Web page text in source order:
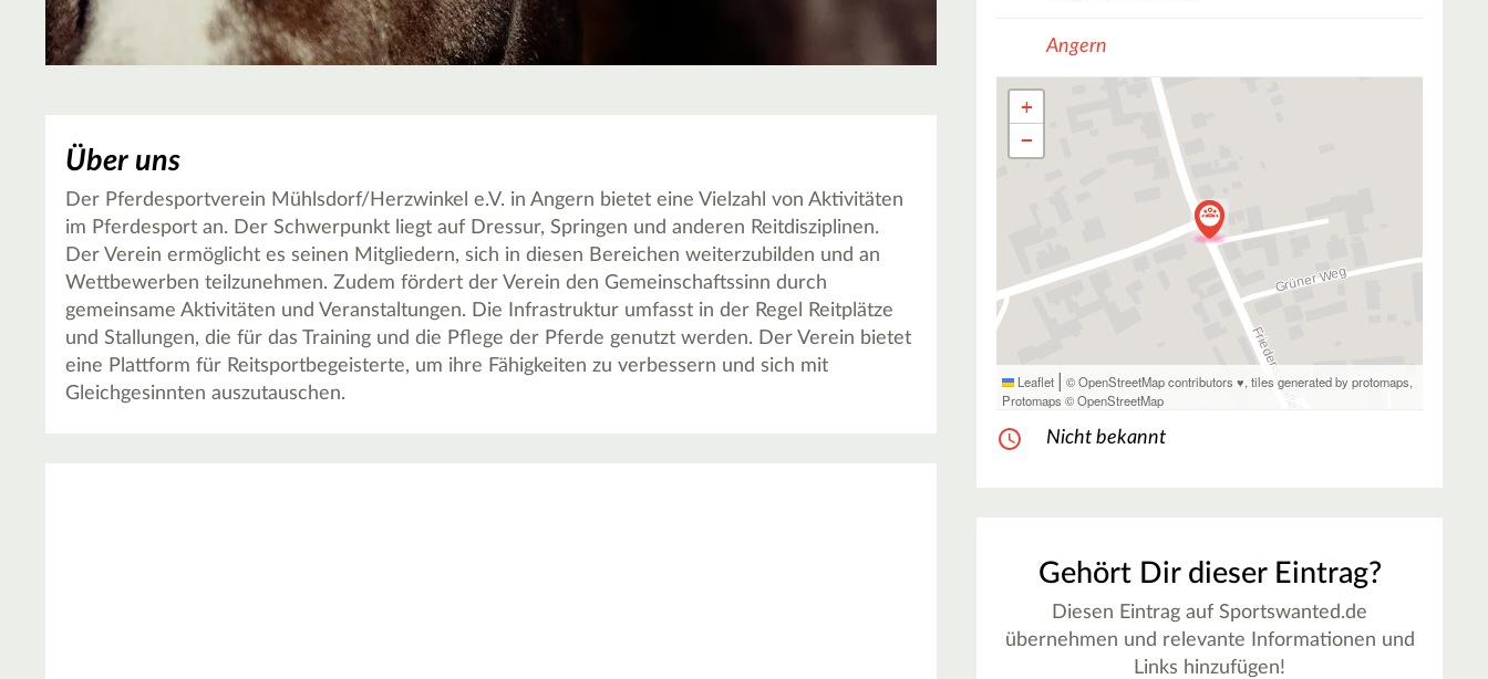
Über uns
Der Pferdesportverein Mühlsdorf/Herzwinkel e.V. in Angern bietet eine Vielzahl von Aktivitäten
im Pferdesport an. Der Schwerpunkt liegt auf Dressur, Springen und anderen Reitdisziplinen.
Der Verein ermöglicht es seinen Mitgliedern, sich in diesen Bereichen weiterzubilden und an
Wettbewerben teilzunehmen. Zudem fördert der Verein den Gemeinschaftssinn durch
gemeinsame Aktivitäten und Veranstaltungen. Die Infrastruktur umfasst in der Regel Reitplätze
und Stallungen, die für das Training und die Pflege der Pferde genutzt werden. Der Verein bietet
eine Plattform für Reitsportbegeisterte, um ihre Fähigkeiten zu verbessern und sich mit
Gleichgesinnten auszutauschen.
Angern
+
−
Leaflet | © OpenStreetMap contributors ♥,tiles generated by protomaps,
Protomaps ©OpenStreetMap
Nicht bekannt
Gehört Dir dieser Eintrag?
Diesen Eintrag auf Sportswanted.de
übernehmen und relevante Informationen und
Links hinzufügen!